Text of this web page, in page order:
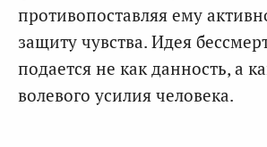
противопоставляя ему
защиту чувства. Идея
подается не как данность, а
волевого усилия человека.